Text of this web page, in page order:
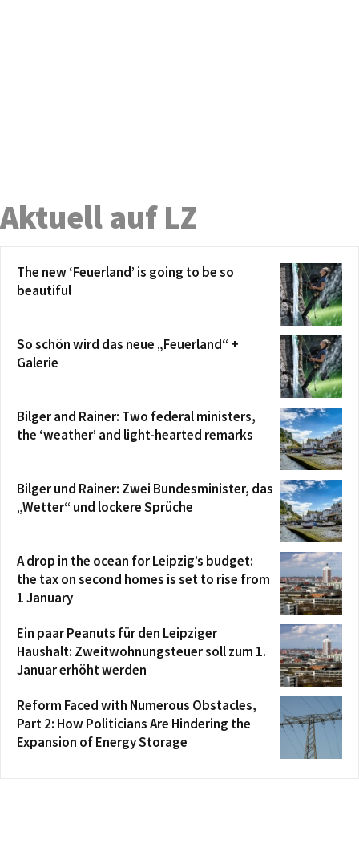
Aktuell auf LZ
The new ‘Feuerland’ is going to be so
beautiful
So schön wird das neue „Feuerland“ +
Galerie
Bilger and Rainer: Two federal ministers,
the ‘weather’ and light-hearted remarks
Bilger und Rainer: Zwei Bundesminister, das
„Wetter“ und lockere Sprüche
A drop in the ocean for Leipzig’s budget:
the tax on second homes is set to rise from
1 January
Ein paar Peanuts für den Leipziger
Haushalt: Zweitwohnungsteuer soll zum 1.
Januar erhöht werden
Reform Faced with Numerous Obstacles,
Part 2: How Politicians Are Hindering the
Expansion of Energy Storage